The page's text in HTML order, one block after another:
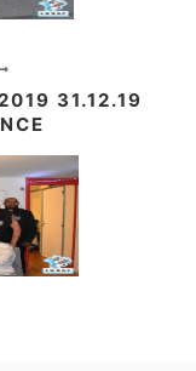
31.12.19